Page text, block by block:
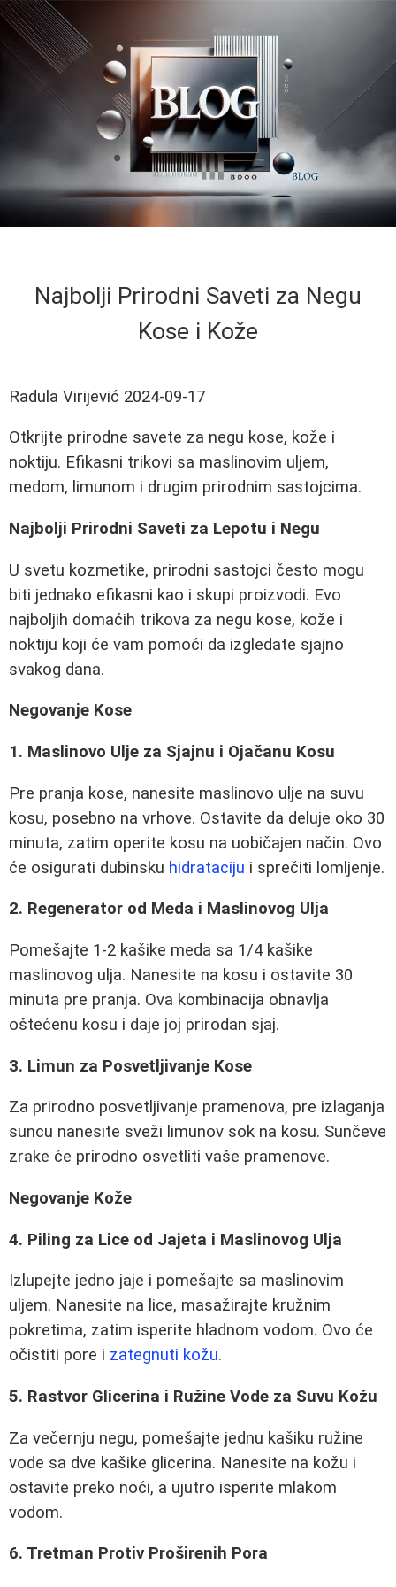
Najbolji Prirodni Saveti za Negu
Kose i Kože
Radula Virijević 2024-09-17
Otkrijte prirodne savete za negu kose, kože i
noktiju. Efikasni trikovi sa maslinovim uljem,
medom, limunom i drugim prirodnim sastojcima.
Najbolji Prirodni Saveti za Lepotu i Negu
U svetu kozmetike, prirodni sastojci često mogu
biti jednako efikasni kao i skupi proizvodi. Evo
najboljih domaćih trikova za negu kose, kože i
noktiju koji će vam pomoći da izgledate sjajno
svakog dana.
Negovanje Kose
1. Maslinovo Ulje za Sjajnu i Ojačanu Kosu
Pre pranja kose, nanesite maslinovo ulje na suvu
kosu, posebno na vrhove. Ostavite da deluje oko 30
minuta, zatim operite kosu na uobičajen način. Ovo
će osigurati dubinsku hidrataciju i sprečiti lomljenje.
2. Regenerator od Meda i Maslinovog Ulja
Pomešajte 1-2 kašike meda sa 1/4 kašike
maslinovog ulja. Nanesite na kosu i ostavite 30
minuta pre pranja. Ova kombinacija obnavlja
oštećenu kosu i daje joj prirodan sjaj.
3. Limun za Posvetljivanje Kose
Za prirodno posvetljivanje pramenova, pre izlaganja
suncu nanesite sveži limunov sok na kosu. Sunčeve
zrake će prirodno osvetliti vaše pramenove.
Negovanje Kože
4. Piling za Lice od Jajeta i Maslinovog Ulja
Izlupejte jedno jaje i pomešajte sa maslinovim
uljem. Nanesite na lice, masažirajte kružnim
pokretima, zatim isperite hladnom vodom. Ovo će
očistiti pore i zategnuti kožu.
5. Rastvor Glicerina i Ružine Vode za Suvu Kožu
Za večernju negu, pomešajte jednu kašiku ružine
vode sa dve kašike glicerina. Nanesite na kožu i
ostavite preko noći, a ujutro isperite mlakom
vodom.
6. Tretman Protiv Proširenih Pora